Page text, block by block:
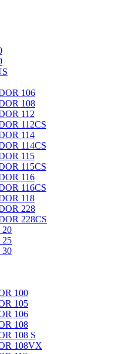
106
108
112
112CS
114
114CS
115
115CS
116
116CS
118
228
228CS
20
25
30
100
105
106
108
108 S
108VX